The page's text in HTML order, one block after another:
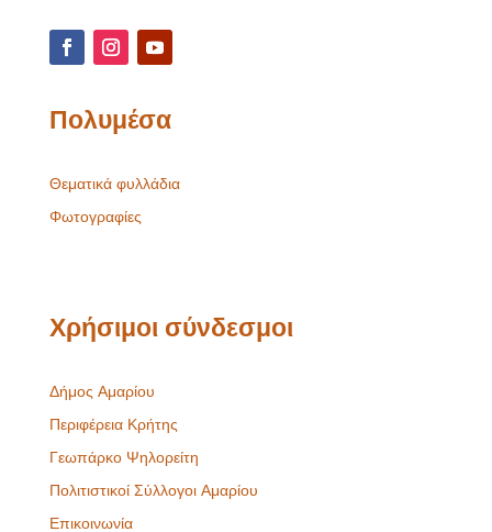
Πολυμέσα
Θεματικά φυλλάδια
Φωτογραφίες
Χρήσιμοι σύνδεσμοι
Δήμος Αμαρίου
Περιφέρεια Κρήτης
Γεωπάρκο Ψηλορείτη
Πολιτιστικοί Σύλλογοι Αμαρίου
Επικοινωνία